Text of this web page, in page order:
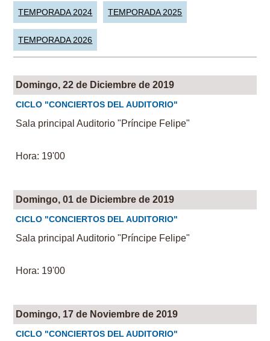
TEMPORADA 2024 TEMPORADA 2025
TEMPORADA 2026
Domingo, 22 de Diciembre de 2019
CICLO "CONCIERTOS DEL AUDITORIO"
Sala principal Auditorio "Príncipe Felipe"
Hora: 19'00
Domingo, 01 de Diciembre de 2019
CICLO "CONCIERTOS DEL AUDITORIO"
Sala principal Auditorio "Príncipe Felipe"
Hora: 19'00
Domingo, 17 de Noviembre de 2019
CICLO "CONCIERTOS DEL AUDITORIO"